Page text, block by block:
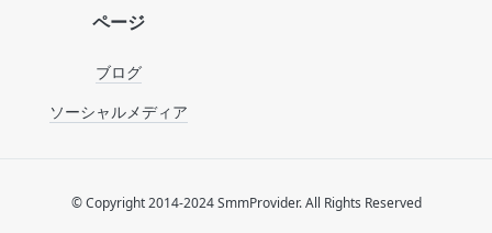
ページ
ブログ
ソーシャルメディア
© Copyright 2014-2024 SmmProvider. All Rights Reserved